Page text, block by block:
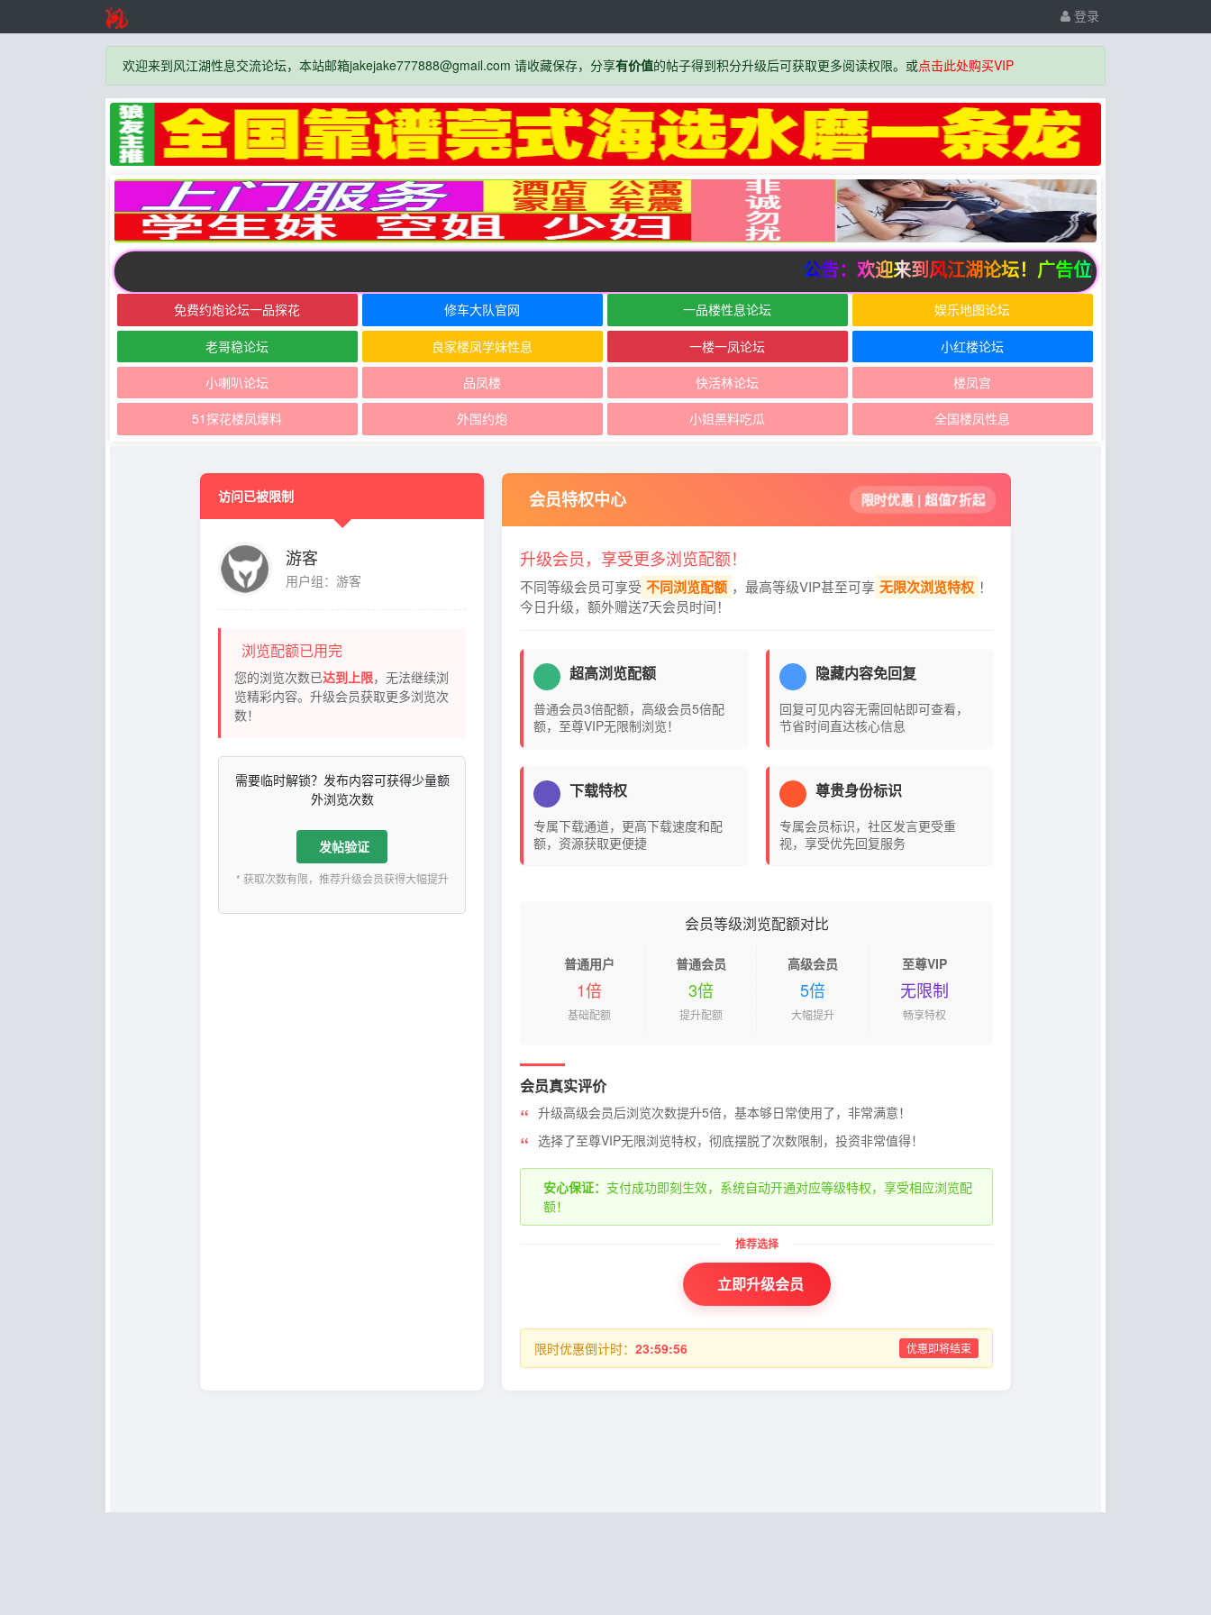
登录
欢迎来到风江湖性息交流论坛，本站邮箱jakejake777888@gmail.com 请收藏保存，分享有价值的帖子得到积分升级后可获取更多阅读权限。或点击此处购买VIP
公告：欢迎来到风江湖论坛！广告位招商中
免费约炮论坛一品探花 修车大队官网 一品楼性息论坛 娱乐地图论坛
老哥稳论坛 良家楼凤学妹性息 一楼一凤论坛 小红楼论坛
小喇叭论坛 品凤楼 快活林论坛 楼凤宫
51探花楼凤爆料 外围约炮 小姐黑料吃瓜 全国楼凤性息
访问已被限制
游客
用户组：游客
浏览配额已用完
您的浏览次数已达到上限，无法继续浏
览精彩内容。升级会员获取更多浏览次
数！
需要临时解锁？发布内容可获得少量额
外浏览次数
发帖验证
* 获取次数有限，推荐升级会员获得大幅提升
会员特权中心 限时优惠 | 超值7折起
升级会员，享受更多浏览配额！
不同等级会员可享受 不同浏览配额 ，最高等级VIP甚至可享 无限次浏览特权 ！
今日升级，额外赠送7天会员时间！
超高浏览配额
普通会员3倍配额，高级会员5倍配
额，至尊VIP无限制浏览！
隐藏内容免回复
回复可见内容无需回帖即可查看，
节省时间直达核心信息
下载特权
专属下载通道，更高下载速度和配
额，资源获取更便捷
尊贵身份标识
专属会员标识，社区发言更受重
视，享受优先回复服务
会员等级浏览配额对比
普通用户
1倍
基础配额
普通会员
3倍
提升配额
高级会员
5倍
大幅提升
至尊VIP
无限制
畅享特权
会员真实评价
升级高级会员后浏览次数提升5倍，基本够日常使用了，非常满意！
选择了至尊VIP无限浏览特权，彻底摆脱了次数限制，投资非常值得！
安心保证： 支付成功即刻生效，系统自动开通对应等级特权，享受相应浏览配
额！
立即升级会员
限时优惠倒计时： 23:59:56 优惠即将结束